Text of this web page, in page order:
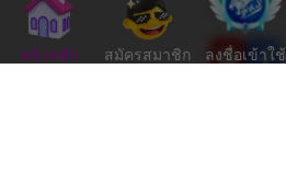
หน้าหลัก สมัครสมาชิก ลงชื่อเข้าใช้
ติดตามเรา